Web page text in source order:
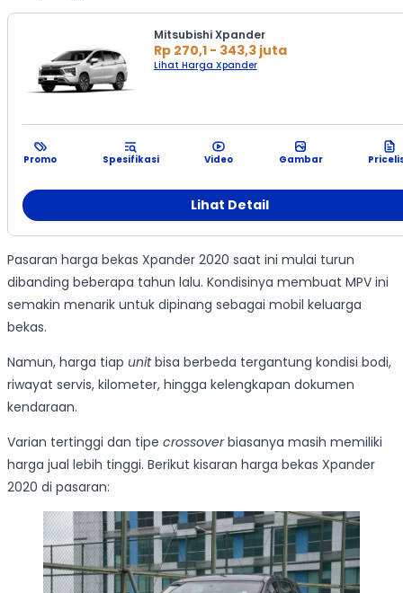
Mitsubishi Xpander
Rp 270,1 - 343,3 juta
Lihat Harga Xpander
Promo Spesifikasi Video Gambar
Lihat Detail
Pasaran harga bekas Xpander 2020 saat ini mulai turun
dibanding beberapa tahun lalu. Kondisinya membuat MPV ini
semakin menarik untuk dipinang sebagai mobil keluarga
bekas.
Namun, harga tiap unitbisa berbeda tergantung kondisi bodi,
riwayat servis, kilometer, hingga kelengkapan dokumen
kendaraan.
Varian tertinggi dan tipe crossoverbiasanya masih memiliki
harga jual lebih tinggi. Berikut kisaran harga bekas Xpander
2020 di pasaran: